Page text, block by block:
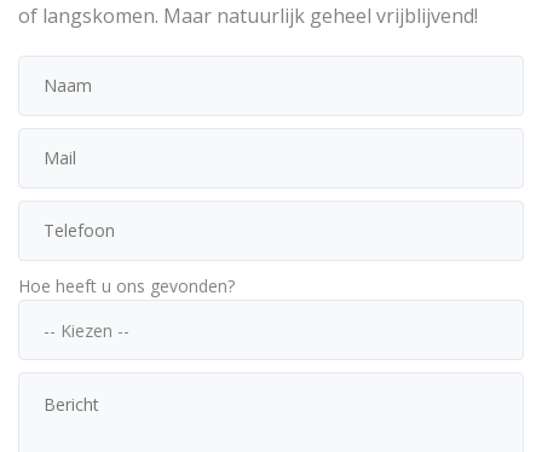
of langskomen. Maar natuurlijk geheel vrijblijvend!
Hoe heeft u ons gevonden?